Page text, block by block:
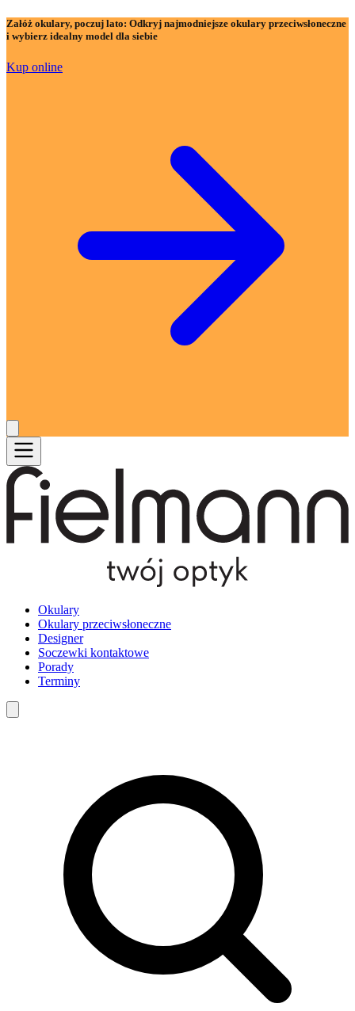
Załóż okulary, poczuj lato: Odkryj najmodniejsze okulary przeciwsłoneczne
i wybierz idealny model dla siebie
Kup online
Okulary
Okulary przeciwsłoneczne
Designer
Soczewki kontaktowe
Porady
Terminy